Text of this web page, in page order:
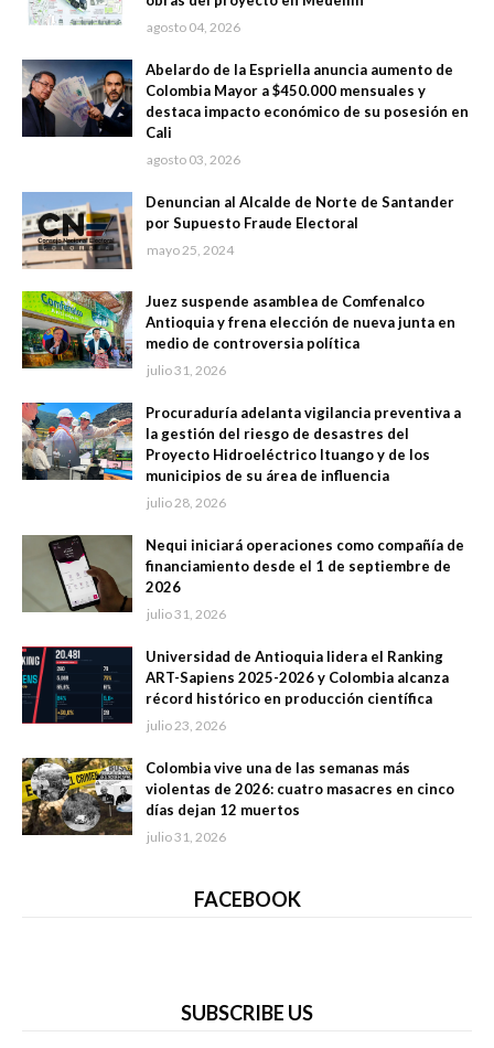
agosto 04, 2026
Abelardo de la Espriella anuncia aumento de
Colombia Mayor a $450.000 mensuales y
destaca impacto económico de su posesión en
Cali
agosto 03, 2026
Denuncian al Alcalde de Norte de Santander
por Supuesto Fraude Electoral
mayo 25, 2024
Juez suspende asamblea de Comfenalco
Antioquia y frena elección de nueva junta en
medio de controversia política
julio 31, 2026
Procuraduría adelanta vigilancia preventiva a
la gestión del riesgo de desastres del
Proyecto Hidroeléctrico Ituango y de los
municipios de su área de influencia
julio 28, 2026
Nequi iniciará operaciones como compañía de
financiamiento desde el 1 de septiembre de
2026
julio 31, 2026
Universidad de Antioquia lidera el Ranking
ART-Sapiens 2025-2026 y Colombia alcanza
récord histórico en producción científica
julio 23, 2026
Colombia vive una de las semanas más
violentas de 2026: cuatro masacres en cinco
días dejan 12 muertos
julio 31, 2026
FACEBOOK
SUBSCRIBE US